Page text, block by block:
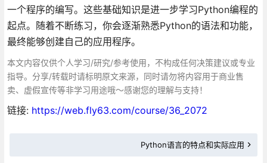
一个程序的编写。这些基础知识是进一步学习Python编程的
起点。随着不断练习，你会逐渐熟悉Python的语法和功能，
最终能够创建自己的应用程序。
本文内容仅供个人学习/研究/参考使用，不构成任何决策建议或专业
指导。分享/转载时请标明原文来源，同时请勿将内容用于商业售
卖、虚假宣传等非学习用途哦～感谢您的理解与支持！
链接: https://web.fly63.com/course/36_2072
Python语言的特点和实际应用